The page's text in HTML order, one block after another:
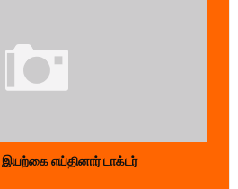
இயற்கை எய்தினார் டாக்டர்